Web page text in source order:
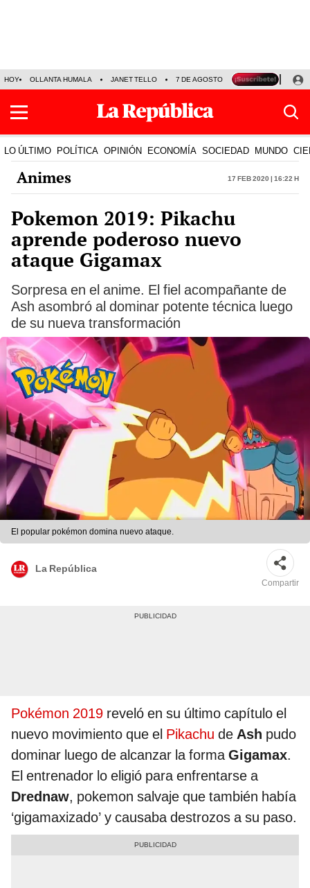
HOY OLLANTA HUMALA JANET TELLO 7 DE AGOSTO TINKA RESULTADOS
LO ÚLTIMO POLÍTICA OPINIÓN ECONOMÍA SOCIEDAD MUNDO
Animes 17 Feb 2020 | 16:22 h
Pokemon 2019: Pikachu
aprende poderoso nuevo
ataque Gigamax
Sorpresa en el anime. El fiel acompañante de
Ash asombró al dominar potente técnica luego
de su nueva transformación
El popular pokémon domina nuevo ataque.
La República
Compartir
Pokémon 2019 reveló en su último capítulo el
nuevo movimiento que el Pikachu de Ash pudo
dominar luego de alcanzar la formaGigamax.
El entrenador lo eligió para enfrentarse a
Drednaw, pokemon salvaje que también había
‘gigamaxizado’ y causaba destrozos a su paso.